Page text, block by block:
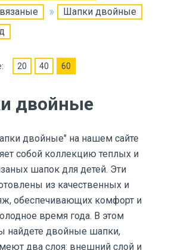
Шапки двойные
20 40 60
двойные
двойные" на нашем сайте
собой коллекцию теплых и
шапок для детей. Эти
из качественных и
обеспечивающих комфорт и
время года. В этом
найдете двойные шапки,
два слоя: внешний слой и